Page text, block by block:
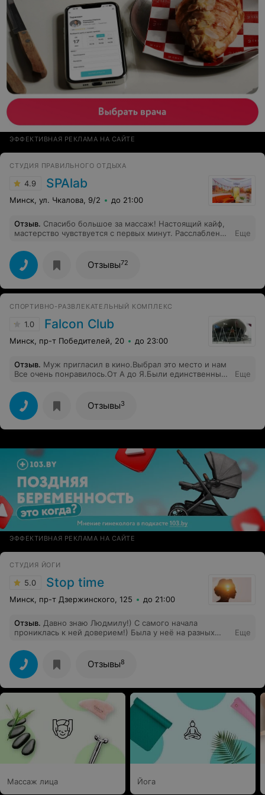
падать. В остальном — всё супер. Спасибо! Звезду
сняла именно за зону отдыха у бассейна.
ЭФФЕКТИВНАЯ РЕКЛАМА НА САЙТЕ
СТУДИЯ ПРАВИЛЬНОГО ОТДЫХА
4.9 SPAlab
Минск, ул. Чкалова, 9/2 до 21:00
Отзыв. Спасибо большое за массаж! Настоящий кайф,
мастерство чувствуется с первых минут. Расслабление
лучше. Очень рекомендую!
Еще
Отзывы72
СПОРТИВНО-РАЗВЛЕКАТЕЛЬНЫЙ КОМПЛЕКС
1.0 Falcon Club
Минск, пр-т Победителей, 20 до 23:00
Отзыв. Муж пригласил в кино.Выбрал это место и нам
Все очень понравилось.От А до Я.Были единственные
1,если не ошибаюсь).Обслуживание отличное,
покормили и напоили прямо в кинозале.Дамская
комната тоже хороший показатель уровня заведения-
идеальная чистота, бумага и салфетки в наличии)))
Обязательно вернёмся!Спасибо за достойное место.
Еще
Отзывы3
ЭФФЕКТИВНАЯ РЕКЛАМА НА САЙТЕ
СТУДИЯ ЙОГИ
5.0 Stop time
Минск, пр-т Дзержинского, 125 до 21:00
Отзыв. Давно знаю Людмилу!) С самого начала
прониклась к ней доверием!) Была у неё на разных
результат!) Спасибо, такое не забывается!) Сейчас она
работает не одна и хочу отметить, что ей
действительно удалось собрать настоящих
профессионалов! Так держать!
Еще
Отзывы8
Массаж лица Йога